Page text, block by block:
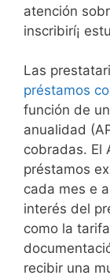
atención
inscribirí¡
Las
préstamos
función de
anualidad
cobradas. El
préstamos
cada mes e
interés del
como la
recibir una